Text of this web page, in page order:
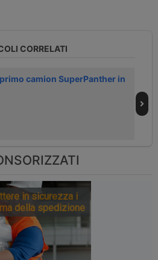
CORRELATI
camion SuperPanther in
in sicurezza i
della spedizione